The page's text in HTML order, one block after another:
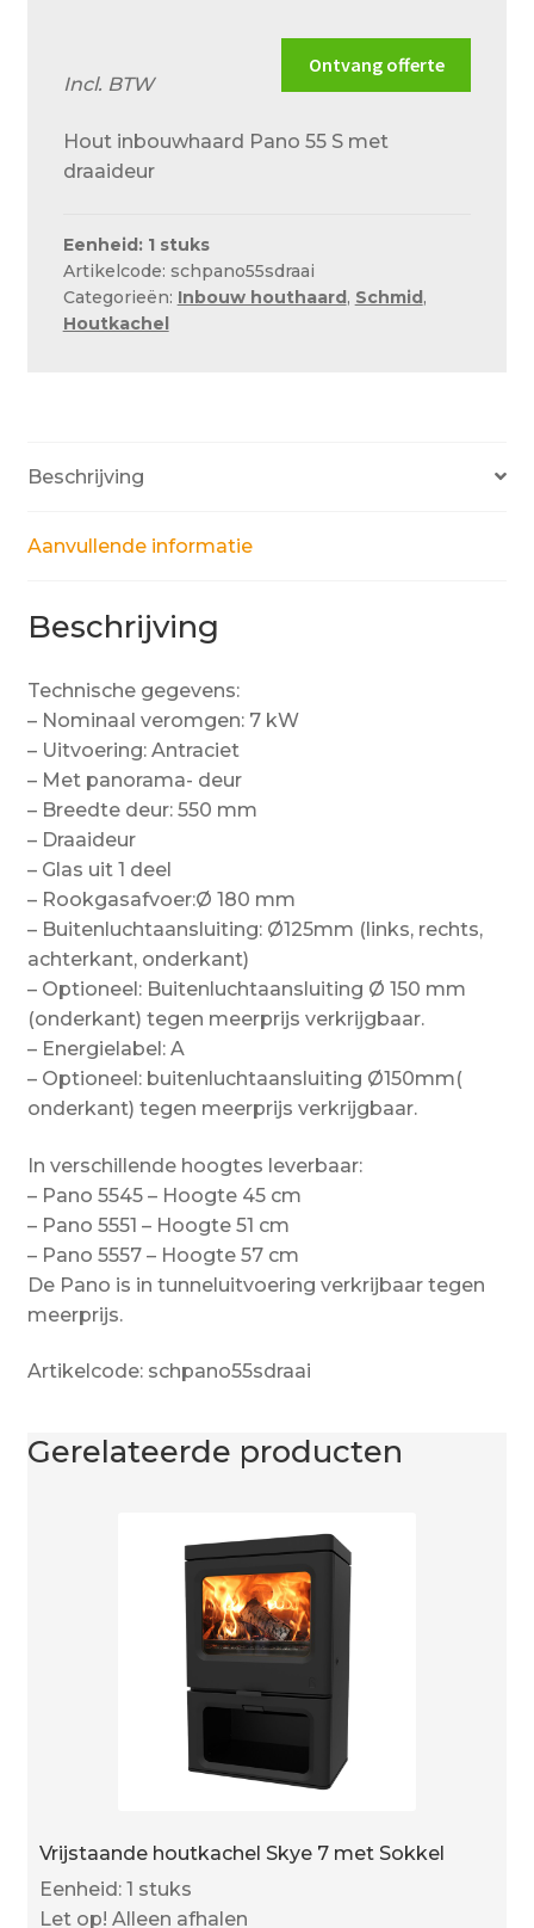
Ontvang offerte
Incl. BTW
Hout inbouwhaard Pano 55 S met
draaideur
Eenheid: 1 stuks
Artikelcode: schpano55sdraai
Categorieën: Inbouw houthaard, Schmid,
Houtkachel
Beschrijving
Aanvullende informatie
Beschrijving
Technische gegevens:
– Nominaal veromgen: 7 kW
– Uitvoering: Antraciet
– Met panorama- deur
– Breedte deur: 550 mm
– Draaideur
– Glas uit 1 deel
– Rookgasafvoer:Ø 180 mm
– Buitenluchtaansluiting: Ø125mm (links, rechts,
achterkant, onderkant)
– Optioneel: Buitenluchtaansluiting Ø 150 mm
(onderkant) tegen meerprijs verkrijgbaar.
– Energielabel: A
– Optioneel: buitenluchtaansluiting Ø150mm(
onderkant) tegen meerprijs verkrijgbaar.
In verschillende hoogtes leverbaar:
– Pano 5545 – Hoogte 45 cm
– Pano 5551 – Hoogte 51 cm
– Pano 5557 – Hoogte 57 cm
De Pano is in tunneluitvoering verkrijbaar tegen
meerprijs.
Artikelcode: schpano55sdraai
Gerelateerde producten
Vrijstaande houtkachel Skye 7 met Sokkel
Eenheid: 1 stuks
Let op! Alleen afhalen